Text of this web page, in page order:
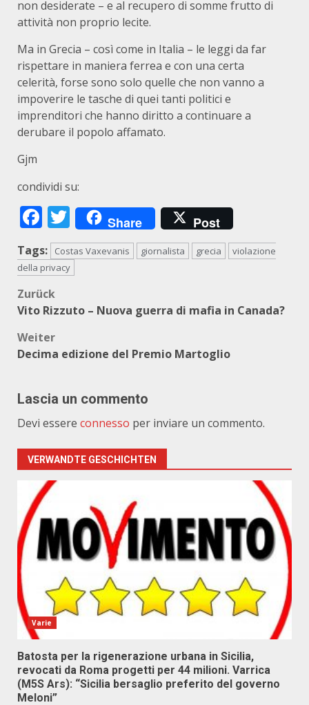
non desiderate – e al recupero di somme frutto di
attività non proprio lecite.
Ma in Grecia – così come in Italia – le leggi da far
rispettare in maniera ferrea e con una certa
celerità, forse sono solo quelle che non vanno a
impoverire le tasche di quei tanti politici e
imprenditori che hanno diritto a continuare a
derubare il popolo affamato.
Gjm
condividi su:
Facebook
Twitter
Share Post
Tags: Costas Vaxevanis giornalista grecia
violazione
della privacy
Beitragsnavigation
Zurück
Vito Rizzuto – Nuova guerra di mafia in Canada?
Weiter
Decima edizione del Premio Martoglio
Lascia un commento
Devi essere connesso per inviare un commento.
VERWANDTE GESCHICHTEN
Varie
Batosta per la rigenerazione urbana in Sicilia,
revocati da Roma progetti per 44 milioni. Varrica
(M5S Ars): “Sicilia bersaglio preferito del governo
Meloni”